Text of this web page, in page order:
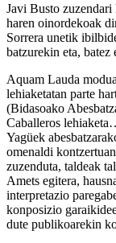
Javi Busto zuzendari
haren oinordekoak
Sorrera unetik
batzurekin eta, batez
Aquam Lauda
lehiaketatan parte
(Bidasoako
Caballeros
Yagüek
omenaldi
zuzenduta, taldeak
Amets egitera,
interpretazio
konposizio
dute publikoarekin